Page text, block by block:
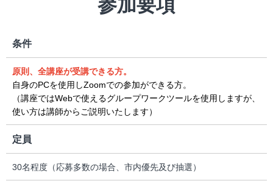
参加要項
条件
原則、全講座が受講できる方。
自身のPCを使用しZoomでの参加ができる方。
（講座ではWebで使えるグループワークツールを使用しますが、
使い方は講師からご説明いたします）
定員
30名程度（応募多数の場合、市内優先及び抽選）